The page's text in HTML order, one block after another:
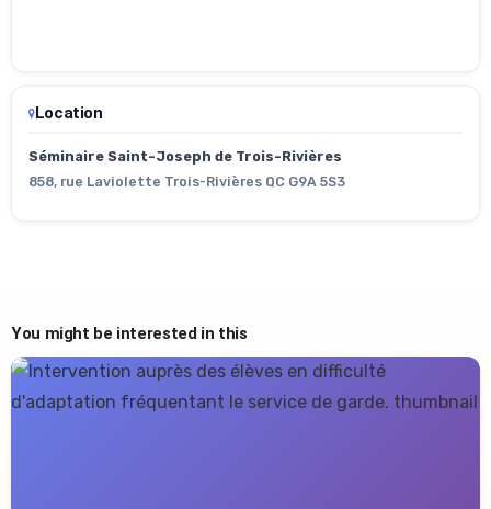
Location
Séminaire Saint-Joseph de Trois-Rivières
858, rue Laviolette Trois-Rivières QC G9A 5S3
You might be interested in this